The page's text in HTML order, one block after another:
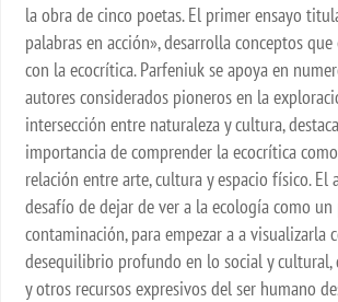
la obra de cinco poetas. El primer ensayo
palabras en acción», desarrolla conceptos
con la ecocrítica. Parfeniuk se apoya en
autores considerados pioneros en la
intersección entre naturaleza y cultura,
importancia de comprender la ecocrítica
relación entre arte, cultura y espacio físico. El
desafío de dejar de ver a la ecología como
contaminación, para empezar a a visualizarla
desequilibrio profundo en lo social y cultural,
y otros recursos expresivos del ser humano